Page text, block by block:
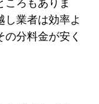
ころもありま
し業者は効率よ
の分料金が安く